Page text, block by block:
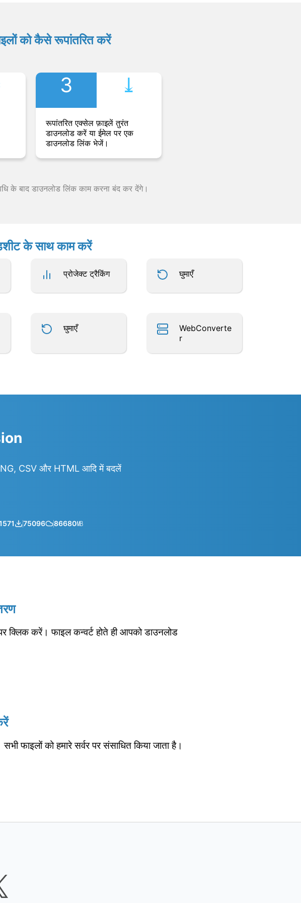
को कैसे रूपांतरित करें
3 ⤓︎
रूपांतरित एक्सेल फ़ाइलें तुरंत
डाउनलोड करें या ईमेल पर एक
डाउनलोड लिंक भेजें।
के बाद डाउनलोड लिंक काम करना बंद कर देंगे।
के साथ काम करें
प्रोजेक्ट ट्रैकिंग घुमाएँ
घुमाएँ
WebConverte
r
CSV और HTML आदि में बदलें
75096 86680㎆︎
क्लिक करें। फाइल कन्वर्ट होते ही आपको डाउनलोड
फाइलों को हमारे सर्वर पर संसाधित किया जाता है।